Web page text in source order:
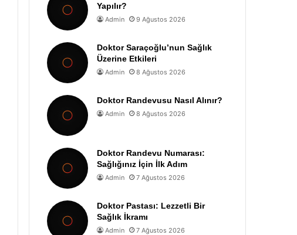
Yapılır?
Admin 9 Ağustos 2026
Doktor Saraçoğlu’nun Sağlık
Üzerine Etkileri
Admin 8 Ağustos 2026
Doktor Randevusu Nasıl Alınır?
Admin 8 Ağustos 2026
Doktor Randevu Numarası:
Sağlığınız İçin İlk Adım
Admin 7 Ağustos 2026
Doktor Pastası: Lezzetli Bir
Sağlık İkramı
Admin 7 Ağustos 2026